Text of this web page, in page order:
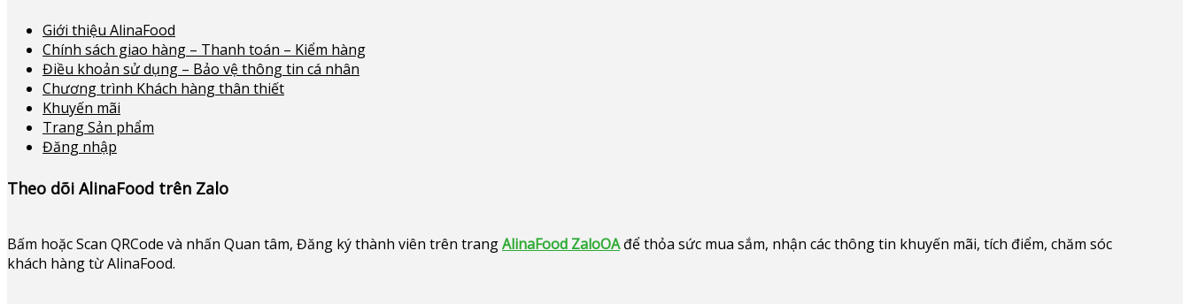
Giới thiệu AlinaFood
Chính sách giao hàng – Thanh toán – Kiểm hàng
Điều khoản sử dụng – Bảo vệ thông tin cá nhân
Chương trình Khách hàng thân thiết
Khuyến mãi
Trang Sản phẩm
Đăng nhập
Theo dõi AlinaFood trên Zalo
Bấm hoặcScan QRCode và nhấn Quan tâm, Đăng ký thành viên trên trangAlinaFood ZaloOAđể thỏa sức mua sắm, nhận các thông tin khuyến mãi, tích điểm, chăm sóc
khách hàng từ AlinaFood.